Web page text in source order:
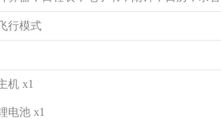
飞行模式
机 x1
电池 x1